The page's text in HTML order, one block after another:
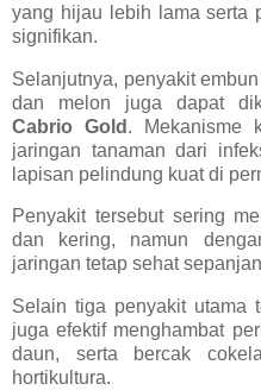
yang hijau lebih lama serta
signifikan.
Selanjutnya, penyakit
dan melon juga dapat
Cabrio Gold . Mekanisme
jaringan tanaman dari
lapisan pelindung kuat di
Penyakit tersebut sering
dan kering, namun
jaringan tetap sehat
Selain tiga penyakit utama
juga efektif menghambat
daun, serta bercak
hortikultura.